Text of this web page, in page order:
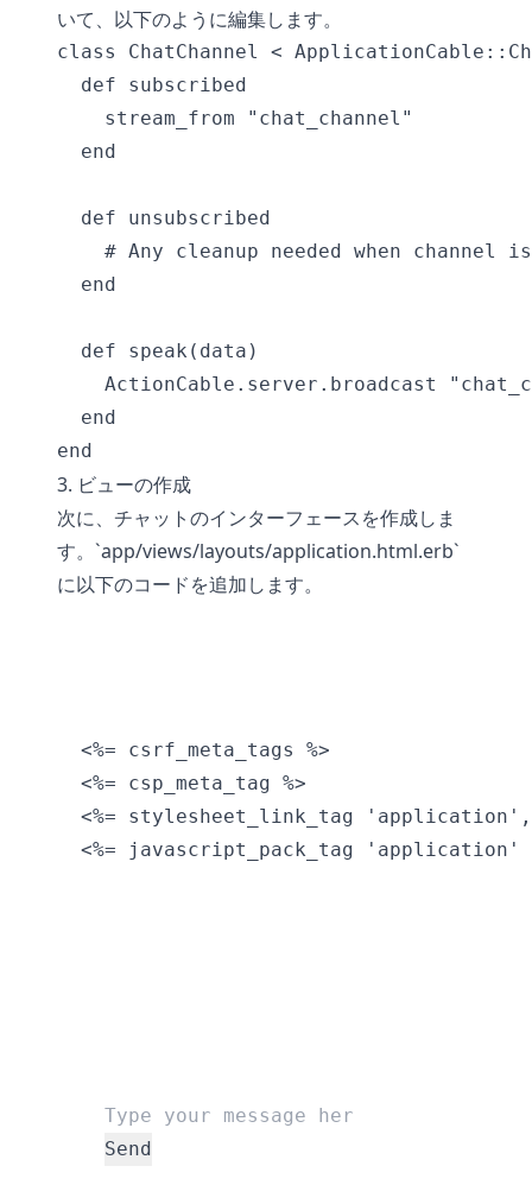
いて、以下のように編集します。
class ChatChannel <
  def subscribed
    stream_from "chat_channel"
  end
  def unsubscribed
# Any cleanup needed when channel
  end
  def speak(data)
ActionCable.server.broadcast
  end
3. ビューの作成
次に、チャットのインターフェースを作成しま
す。`app/views/layouts/application.html.erb`
に以下のコードを追加します。
  <%= csrf_meta_tags %>
  <%= csp_meta_tag %>
<%= stylesheet_link_tag
<%= javascript_pack_tag 'application'
Send